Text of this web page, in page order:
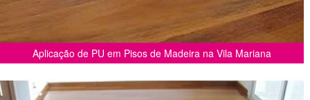
Aplicação de PU em Pisos de Madeira na Vila Mariana